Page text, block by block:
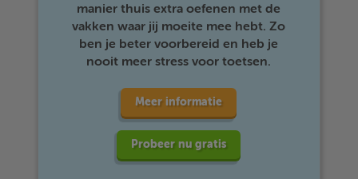
manier thuis extra oefenen met de
vakken waar jij moeite mee hebt. Zo
ben je beter voorbereid en heb je
nooit meer stress voor toetsen.
Meer informatie
Probeer nu gratis